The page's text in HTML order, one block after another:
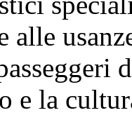
alle
e la